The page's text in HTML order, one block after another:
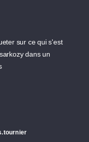
sur ce qui s'est
dans un